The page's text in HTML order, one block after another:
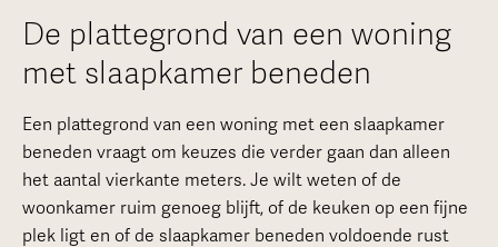
De plattegrond van een woning
met slaapkamer beneden
Een plattegrond van een woning met een slaapkamer
beneden vraagt om keuzes die verder gaan dan alleen
het aantal vierkante meters. Je wilt weten of de
woonkamer ruim genoeg blijft, of de keuken op een fijne
plek ligt en of de slaapkamer beneden voldoende rust